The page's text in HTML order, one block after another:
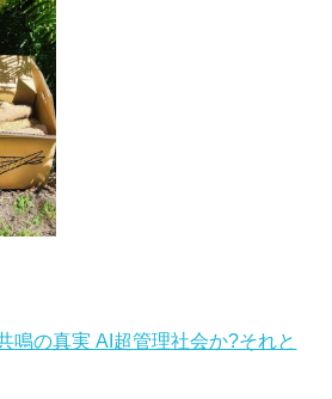
鳴の真実 AI超管理社会か?それと